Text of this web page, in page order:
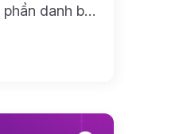
danh bạ
nhanh